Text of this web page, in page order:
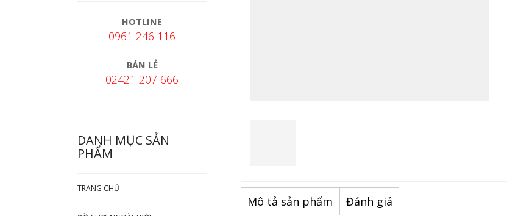
Mô tả sản phẩm Đánh giá
HOTLINE
0961 246 116
BÁN LẺ
02421 207 666
DANH MỤC SẢN
PHẨM
TRANG CHỦ